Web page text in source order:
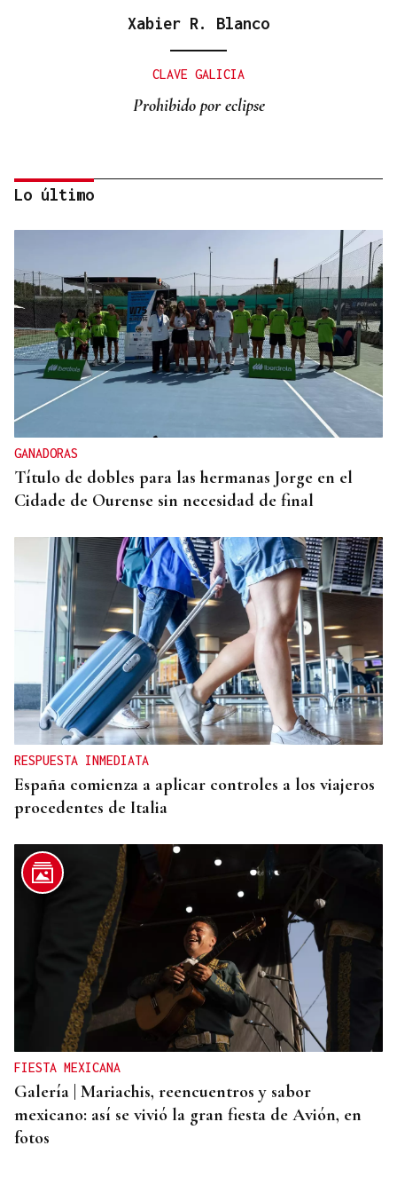
Xabier R. Blanco
CLAVE GALICIA
Prohibido por eclipse
Lalo Pavón
O AFIADOR
Un día haberá autobuses
Lo último
GANADORAS
Título de dobles para las hermanas Jorge en el
Cidade de Ourense sin necesidad de final
RESPUESTA INMEDIATA
España comienza a aplicar controles a los viajeros
procedentes de Italia
FIESTA MEXICANA
Galería | Mariachis, reencuentros y sabor
mexicano: así se vivió la gran fiesta de Avión, en
fotos